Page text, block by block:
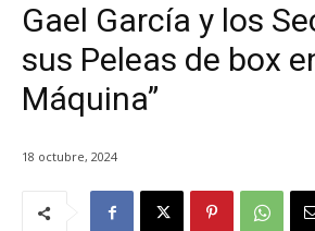
Gael García y los
sus Peleas de box
Máquina”
18 octubre, 2024